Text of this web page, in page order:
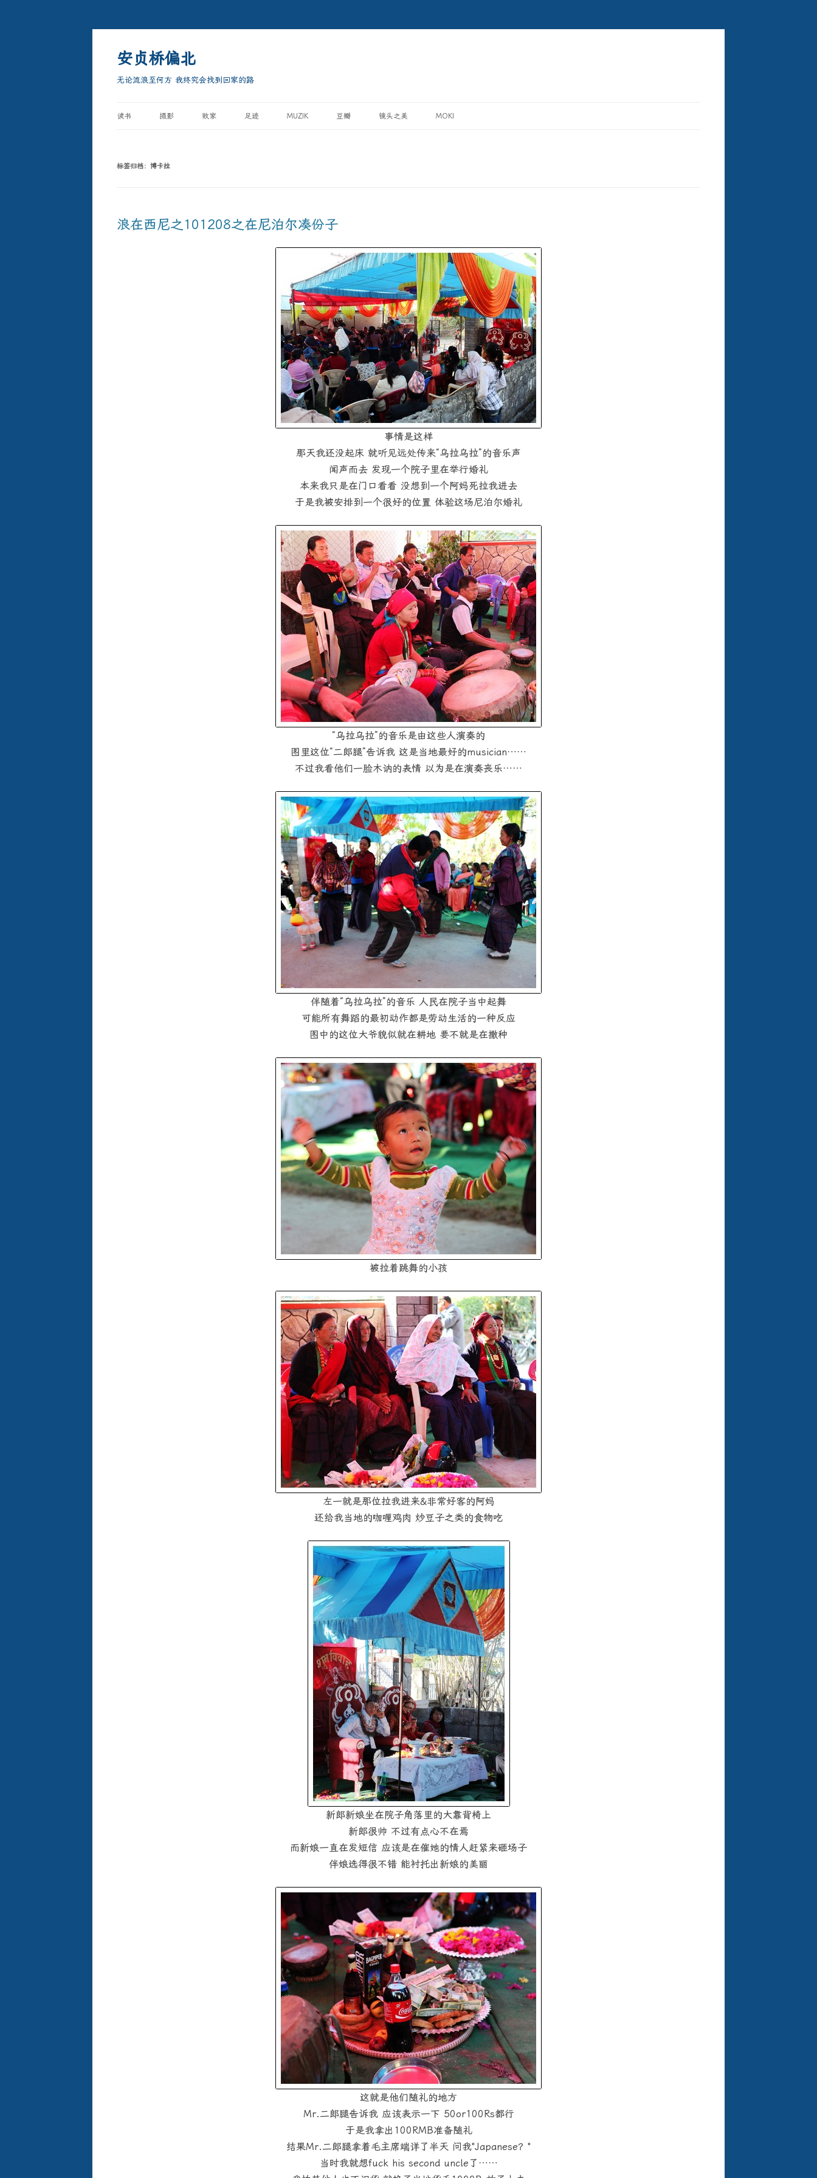
跳
正
文
安贞桥偏北
无论流浪至何方 我终究会找到回家的路
读书 摄影 败家 足迹 MUZIK 豆瓣 镜头之美 MOKI
标签归档： 博卡拉
浪在西尼之101208之在尼泊尔凑份子
事情是这样
那天我还没起床 就听见远处传来“乌拉乌拉”的音乐声
闻声而去 发现一个院子里在举行婚礼
本来我只是在门口看看 没想到一个阿妈死拉我进去
于是我被安排到一个很好的位置 体验这场尼泊尔婚礼
“乌拉乌拉”的音乐是由这些人演奏的
图里这位“二郎腿”告诉我 这是当地最好的musician……
不过我看他们一脸木讷的表情 以为是在演奏丧乐……
伴随着“乌拉乌拉”的音乐 人民在院子当中起舞
可能所有舞蹈的最初动作都是劳动生活的一种反应
图中的这位大爷貌似就在耕地 要不就是在撒种
被拉着跳舞的小孩
左一就是那位拉我进来&非常好客的阿妈
还给我当地的咖喱鸡肉 炒豆子之类的食物吃
新郎新娘坐在院子角落里的大靠背椅上
新郎很帅 不过有点心不在焉
而新娘一直在发短信 应该是在催她的情人赶紧来砸场子
伴娘选得很不错 能衬托出新娘的美丽
这就是他们随礼的地方
Mr.二郎腿告诉我 应该表示一下 50or100Rs都行
于是我拿出100RMB准备随礼
结果Mr.二郎腿拿着毛主席端详了半天 问我"Japanese？"
当时我就想fuck his second uncle了……